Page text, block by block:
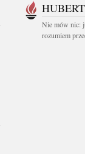
Nie mów nic:
rozumiem